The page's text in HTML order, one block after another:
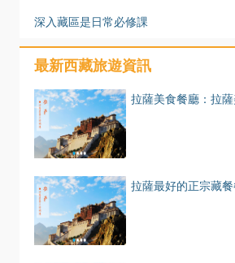
深入藏區是日常必修課
最新西藏旅遊資訊
拉薩美食餐廳：拉
拉薩最好的正宗藏